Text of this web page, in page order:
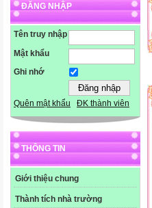
ĐĂNG NHẬP
Tên truy nhập
Mật khẩu
Ghi nhớ
Quên mật khẩu ĐK thành viên
THÔNG TIN
Giới thiệu chung
Thành tích nhà trường